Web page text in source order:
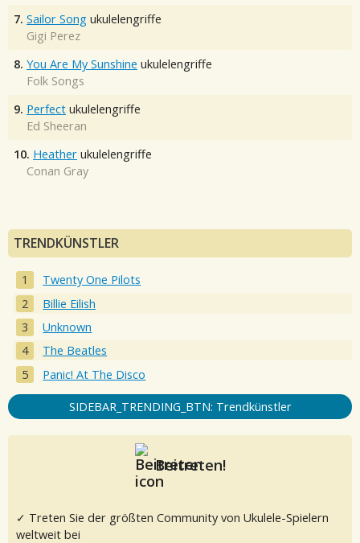
7. Sailor Song ukulelengriffe
Gigi Perez
8. You Are My Sunshine ukulelengriffe
Folk Songs
9. Perfect ukulelengriffe
Ed Sheeran
10. Heather ukulelengriffe
Conan Gray
TRENDKÜNSTLER
Twenty One Pilots
Billie Eilish
Unknown
The Beatles
Panic! At The Disco
SIDEBAR_TRENDING_BTN: Trendkünstler
Beitreten!
✓ Treten Sie der größten Community von Ukulele-Spielern
weltweit bei